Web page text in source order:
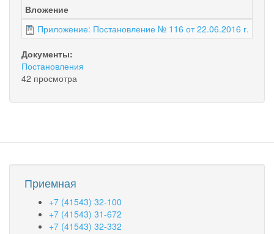
Вложение
Приложение: Постановление № 116 от 22.06.2016 г.
Документы:
Постановления
42 просмотра
Приемная
+7 (41543) 32-100
+7 (41543) 31-672
+7 (41543) 32-332